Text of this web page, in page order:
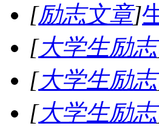
[励志文章]
[大学生励志
[大学生励志
[大学生励志